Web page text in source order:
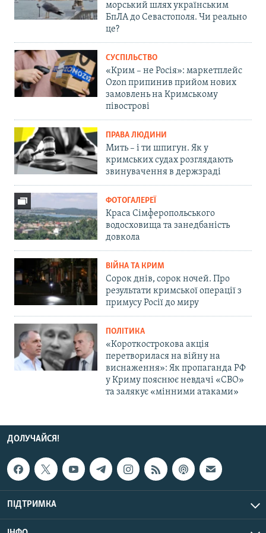
морський шлях українським
БпЛА до Севастополя. Чи реально
це?
СУСПІЛЬСТВО
«Крим – не Росія»: маркетплейс
Ozon припинив прийом нових
замовлень на Кримському
півострові
ПРАВА ЛЮДИНИ
Мить – і ти шпигун. Як у
кримських судах розглядають
звинувачення в держзраді
ФОТОГАЛЕРЕЇ
Краса Сімферопольського
водосховища та занедбаність
довкола
ВІЙНА ТА КРИМ
Сорок днів, сорок ночей. Про
результати кримської операції з
примусу Росії до миру
ПОЛІТИКА
«Короткострокова акція
перетворилася на війну на
виснаження»: Як пропаганда РФ
у Криму пояснює невдачі «СВО»
та залякує «мінними атаками»
ДОЛУЧАЙСЯ!
ПІДТРИМКА